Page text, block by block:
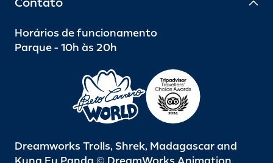
Horários de funcionamento
Parque - 10h às 20h
Dreamworks Trolls, Shrek, Madagascar and